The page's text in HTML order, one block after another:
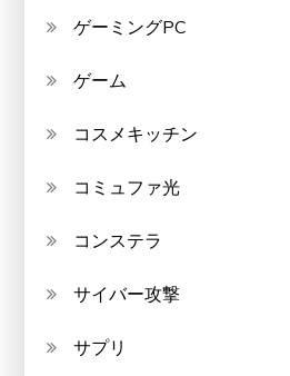
ゲーミングPC
ゲーム
コスメキッチン
コミュファ光
コンステラ
サイバー攻撃
サプリ